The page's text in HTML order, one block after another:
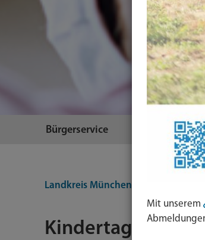
Bürgerservice
Landkreis München
Mit unserem